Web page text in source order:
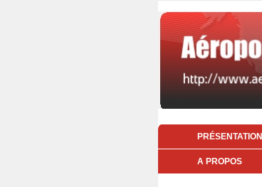
PRÉSENTATION
A PROPOS